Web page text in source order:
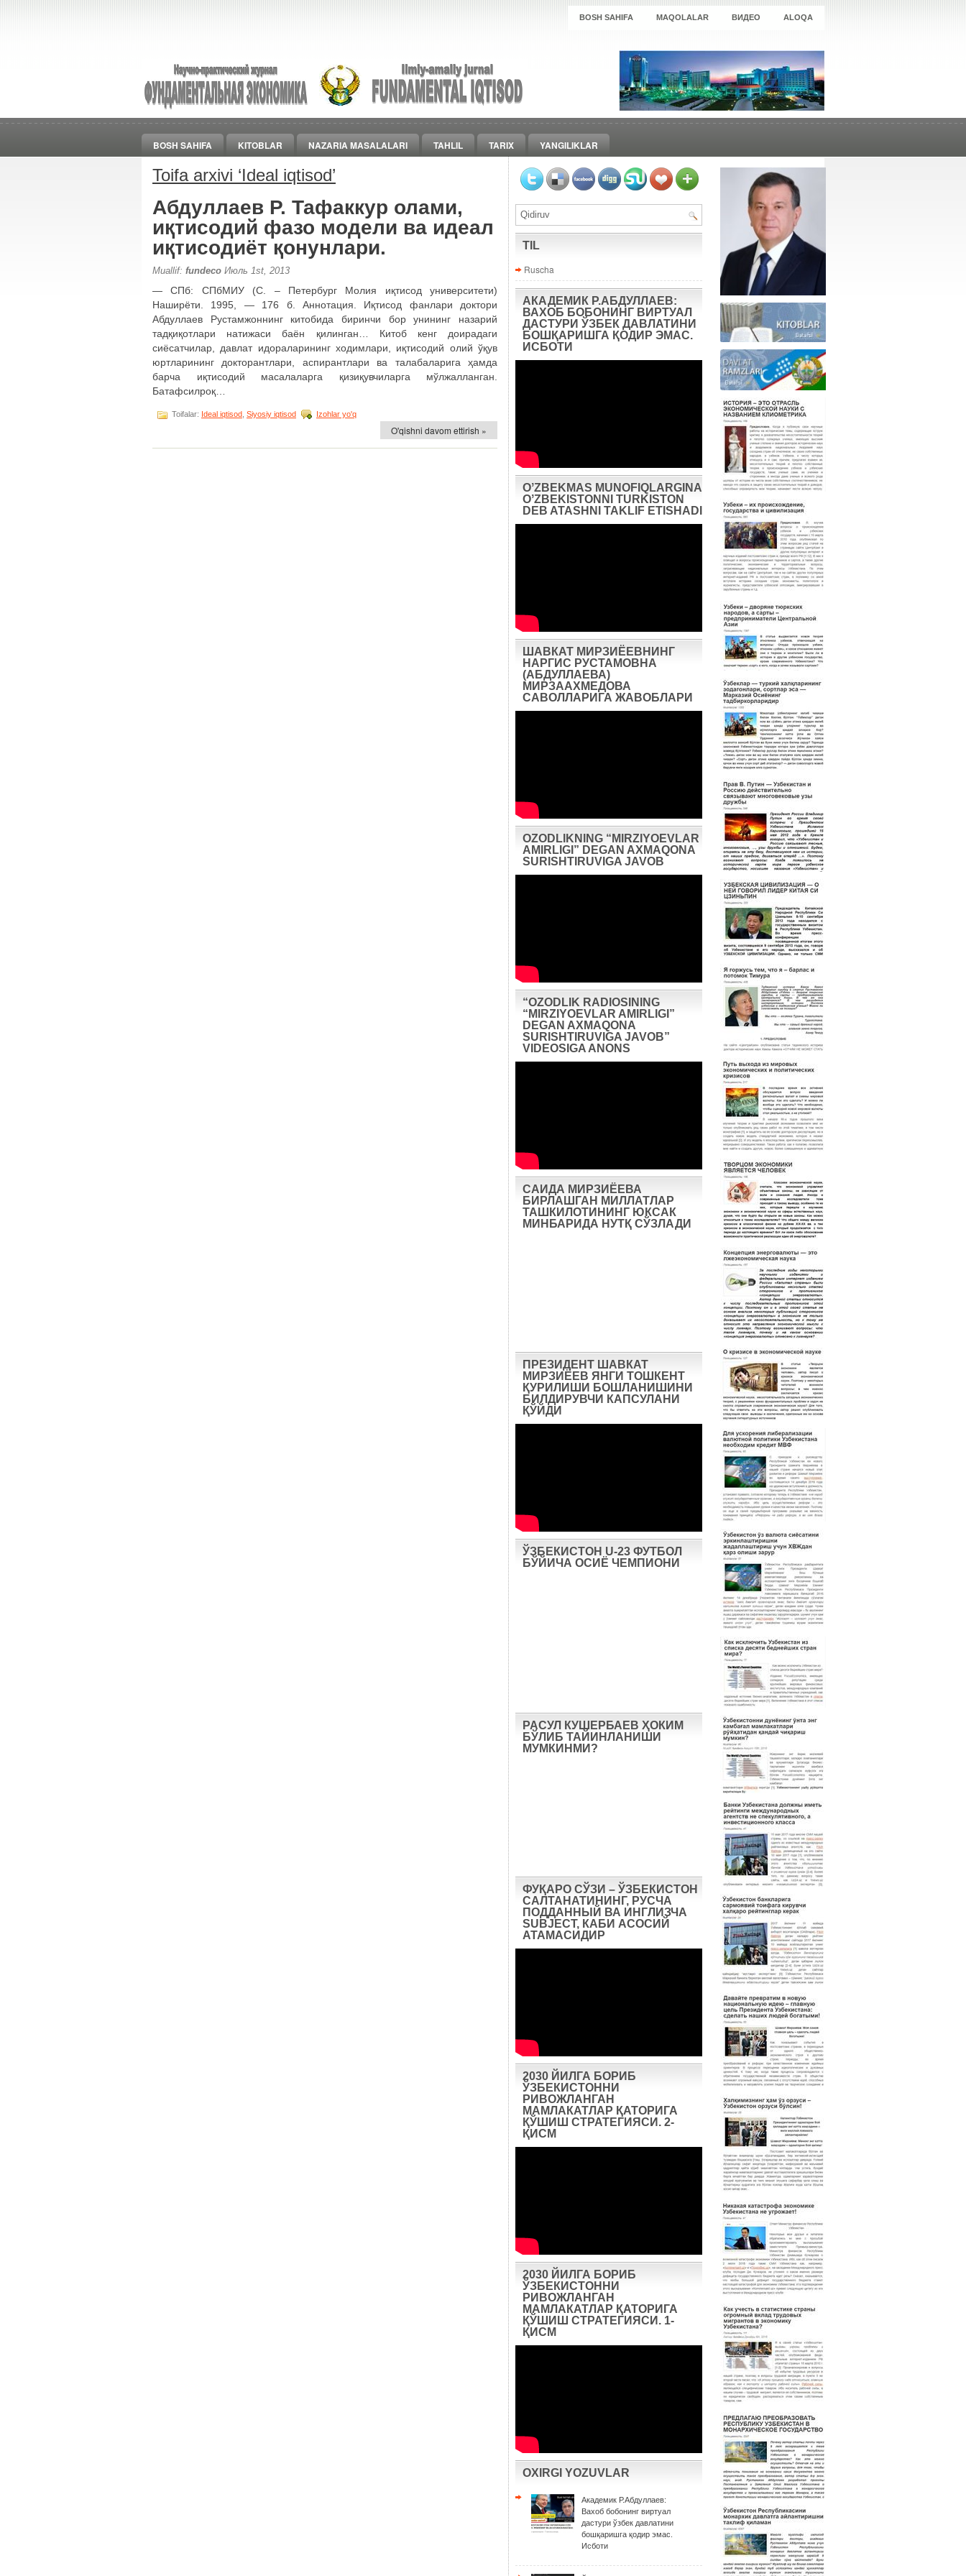
BOSH SAHIFA MAQOLALAR ВИДЕО ALOQA
BOSH SAHIFA KITOBLAR NAZARIA MASALALARI TAHLIL TARIX YANGILIKLAR
Toifa arxivi ‘Ideal iqtisod’
Абдуллаев Р. Тафаккур олами,
иқтисодий фазо модели ва идеал
иқтисодиёт қонунлари.
Muallif: fundeco Июль 1st, 2013
― СПб: СПбМИУ (С. – Петербург Молия иқтисод университети)
Наширёти. 1995, ― 176 б. Аннотация. Иқтисод фанлари доктори
Абдуллаев Рустамжоннинг китобида биринчи бор унининг назарий
тадқиқотлари натижаси баён қилинган… Китоб кенг доирадаги
сиёсатчилар, давлат идораларининг ходимлари, иқтисодий олий ўқув
юртларининг докторантлари, аспирантлари ва талабаларига ҳамда
барча иқтисодий масалаларга қизиқувчиларга мўлжалланган.
Батафсилроқ…
Toifalar: Ideal iqtisod Siyosiy iqtisod Izohlar yo'q
O'qishni davom ettirish »
TIL
Ruscha
АКАДЕМИК Р.АБДУЛЛАЕВ:
ВАХОБ БОБОНИНГ ВИРТУАЛ
ДАСТУРИ ЎЗБЕК ДАВЛАТИНИ
БОШҚАРИШГА ҚОДИР ЭМАС.
ИСБОТИ
OʼZBEKMAS MUNOFIQLARGINA
OʼZBEKISTONNI TURKISTON
DEB ATASHNI TAKLIF ETISHADI
ШАВКАТ МИРЗИЁЕВНИНГ
НАРГИС РУСТАМОВНА
(АБДУЛЛАЕВА)
МИРЗААХМЕДОВА
САВОЛЛАРИГА ЖАВОБЛАРИ
OZODLIKNING “MIRZIYOEVLAR
AMIRLIGI” DEGAN AXMAQONA
SURISHTIRUVIGA JAVOB
“OZODLIK RADIOSINING
“MIRZIYOEVLAR AMIRLIGI”
DEGAN AXMAQONA
SURISHTIRUVIGA JAVOB”
VIDEOSIGA ANONS
САИДА МИРЗИЁЕВА
БИРЛАШГАН МИЛЛАТЛАР
ТАШКИЛОТИНИНГ ЮКСАК
МИНБАРИДА НУТҚ СЎЗЛАДИ
ПРЕЗИДЕНТ ШАВКАТ
МИРЗИЁЕВ ЯНГИ ТОШКЕНТ
ҚУРИЛИШИ БОШЛАНИШИНИ
БИЛДИРУВЧИ КАПСУЛАНИ
ҚЎЙДИ
ЎЗБЕКИСТОН U-23 ФУТБОЛ
БЎЙИЧА ОСИЁ ЧЕМПИОНИ
РАСУЛ КУШЕРБАЕВ ҲОКИМ
БЎЛИБ ТАЙИНЛАНИШИ
МУМКИНМИ?
ФУҚАРО СЎЗИ – ЎЗБЕКИСТОН
САЛТАНАТИНИНГ, РУСЧА
ПОДДАННЫЙ ВА ИНГЛИЗЧА
SUBJECT, КАБИ АСОСИЙ
АТАМАСИДИР
2030 ЙИЛГА БОРИБ
ЎЗБЕКИСТОННИ
РИВОЖЛАНГАН
МАМЛАКАТЛАР ҚАТОРИГА
ҚЎШИШ СТРАТЕГИЯСИ. 2-
ҚИСМ
2030 ЙИЛГА БОРИБ
ЎЗБЕКИСТОННИ
РИВОЖЛАНГАН
МАМЛАКАТЛАР ҚАТОРИГА
ҚЎШИШ СТРАТЕГИЯСИ. 1-
ҚИСМ
OXIRGI YOZUVLAR
Академик Р.Абдуллаев:
Вахоб бобонинг виртуал
дастури ўзбек давлатини
бошқаришга қодир эмас.
Исботи